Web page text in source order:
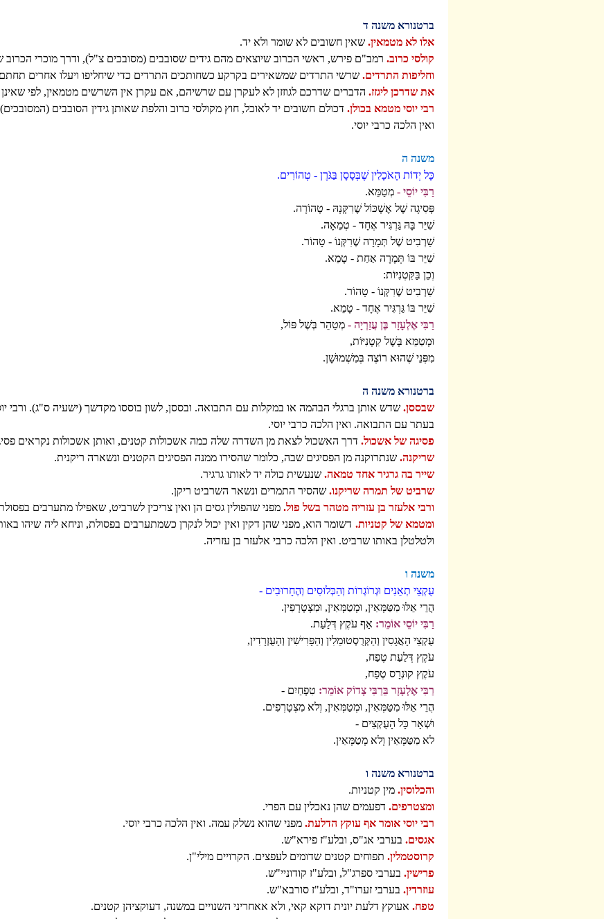
ברטנורא משנה ד
אלו לא מטמאין. שאין חשובים לא שומר ולא יד.
קולסי כרוב. רמב"ם פירש, ראשי הכרוב שיוצאים מהם גידים שסובבים (מסובכים צ"ל), ודרך מוכרי הכרוב
וחליפות התרדים. שרשי התרדים שמשאירים בקרקע כשחותכים התרדים כדי שיחליפו ויעלו אחרים
את שדרכן ליגזז. הדברים שדרכם לגוזזן לא לעקרן עם שרשיהם, אם עקרן אין השרשים מטמאין, לפי
רבי יוסי מטמא בכולן. דכולם חשובים יד לאוכל, חוץ מקולסי כרוב והלפת שאותן גידין הסובבים
ואין הלכה כרבי יוסי.
משנה ה
כָּל יְדוֹת הָאֹכָלִין שֶׁבְּסָסָן בַּגֹּרֶן - טְהוֹרִים.
רַבִּי יוֹסֵי - מְטַמֵּא.
פְּסִיגָה שֶׁל אֶשְׁכּוֹל שֶׁרִקְּנָהּ - טְהוֹרָה.
שִׁיֵּר בָּהּ גַּרְגִּיר אֶחָד - טְמֵאָה.
שַׁרְבִיט שֶׁל תְּמָרָה שֶׁרִקְּנוֹ - טָהוֹר.
שִׁיֵּר בּוֹ תְּמָרָה אַחַת - טָמֵא.
וְכֵן בַּקִּטְנִיּוֹת:
שַׁרְבִיט שֶׁרִקְּנוֹ - טָהוֹר.
שִׁיֵּר בּוֹ גַּרְגִּיר אֶחָד - טָמֵא.
רַבִּי אֶלְעָזָר בֶּן עֲזַרְיָה - מְטַהֵר בְּשֶׁל פּוֹל,
וּמְטַמֵּא בְּשֶׁל קִטְנִיּוֹת,
מִפְּנֵי שֶׁהוּא רוֹצֶה בְּמִשְׁמוּשָׁן.
ברטנורא משנה ה
שבססן. שדש אותן ברגלי הבהמה או במקלות עם התבואה. ובססן, לשון בוססו מקדשך (ישעיה ס"ג). ורבי
בעתר עם התבואה. ואין הלכה כרבי יוסי.
פסיגה של אשכול. דרך האשכול לצאת מן השדרה שלה כמה אשכולות קטנים, ואותן אשכולות נקראים
שריקנה. שנתרוקנה מן הפסיגים שבה, כלומר שהסירו ממנה הפסיגים הקטנים ונשארה ריקנית.
שייר בה גרגיר אחד טמאה. שנעשית כולה יד לאותו גרגיר.
שרביט של תמרה שריקנו. שהסיר התמרים ונשאר השרביט ריקן.
ורבי אלעזר בן עזריה מטהר בשל פול. מפני שהפולין גסים הן ואין צריכין לשרביט, שאפילו מתערבים
ומטמא של קטניות. דשומר הוא, מפני שהן דקין ואין יכול לנקרן כשמתערבים בפסולת, וניחא ליה שיהו
ולטלטלן באותו שרביט. ואין הלכה כרבי אלעזר בן עזריה.
משנה ו
עֻקְצֵי תְאֵנִים וּגְרוֹגְרוֹת וְהַכְּלוּסִים וְהֶחָרוּבִים -
הֲרֵי אֵלּוּ מִטַּמְּאִין, וּמְטַמְּאִין, וּמִצְטָרְפִין.
רַבִּי יוֹסֵי אוֹמֵר: אַף עֹקֶץ דְּלַעַת.
עֻקְצֵי הָאֲגָסִין וְהַקְּרֻסְטוּמֵלִין וְהַפָּרִישִׁין וְהָעֻזְרָדִין,
עֹקֶץ דְּלַעַת טֶפַח,
עֹקֶץ קוּנְרָס טֶפַח,
רַבִּי אֶלְעָזָר בֵּרַבִּי צָדוֹק אוֹמֵר: טִפְחַיִם -
הֲרֵי אֵלּוּ מִטַּמְּאִין, וּמְטַמְּאִין, וְלא מִצְטָרְפִים.
וּשְׁאָר כָּל הָעֻקְצִים -
לא מִטַּמְּאִין וְלא מְטַמְּאִין.
ברטנורא משנה ו
והכלוסין. מין קטניות.
ומצטרפים. דפעמים שהן נאכלין עם הפרי.
רבי יוסי אומר אף עוקץ הדלעת. מפני שהוא נשלק עמה. ואין הלכה כרבי יוסי.
אגסים. בערבי אג"ס, ובלע"ז פירא"ש.
קרוסטמלין. תפוחים קטנים שדומים לעפצים. הקרויים מילי"ן.
פרישין. בערבי ספרג"ל, ובלע"ז קודוניי"ש.
עוזרדין. בערבי זערו"ד, ובלע"ז סורבא"ש.
טפח. אעוקץ דלעת יונית דוקא קאי, ולא אאחריני השנויים במשנה, דעוקציהן קטנים.